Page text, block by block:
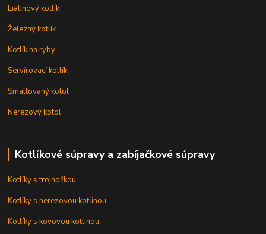
Liatinový kotlík
Železný kotlík
Kotlík na ryby
Servírovací kotlík
Smaltovaný kotol
Nerezový kotol
Kotlíkové súpravy a zabíjačkové súpravy
Kotlíky s trojnožkou
Kotlíky s nerezovou kotlinou
Kotlíky s kovovou kotlinou